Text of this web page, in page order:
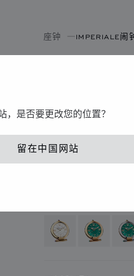
是否要更改您的位置？
留在中国网站
座钟 IMPERIALE闹